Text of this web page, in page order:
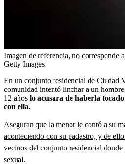
Imagen de referencia, no corresponde
Getty Images
En un conjunto residencial de Ciudad
comunidad intentó linchar a un
12 años lo acusara de haberla
con ella.
Aseguran que la menor le contó a su
aconteciendo con su padastro, y de
vecinos del conjunto residencial donde
sexual.